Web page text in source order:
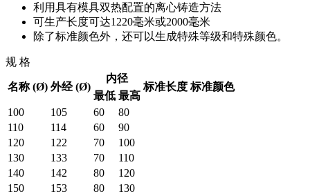
利用具有模具双热配置的离心铸造方法
可生产长度可达1220毫米或2000毫米
除了标准颜色外，还可以生成特殊等级和特殊颜色。
规 格
名称 (Ø) 外经 (Ø)
内径
标准长度 标准颜色
最低 最高
100
105 60 80
110 114 60
90
120
122 70
100
130
133 70
110
140
142 80
120
150
153 80
130